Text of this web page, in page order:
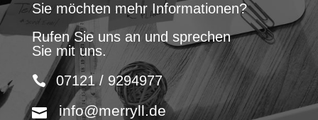
Sie möchten mehr Informationen?
Rufen Sie uns an und sprechen
Sie mit uns.
07121 / 9294977
info@merryll.de